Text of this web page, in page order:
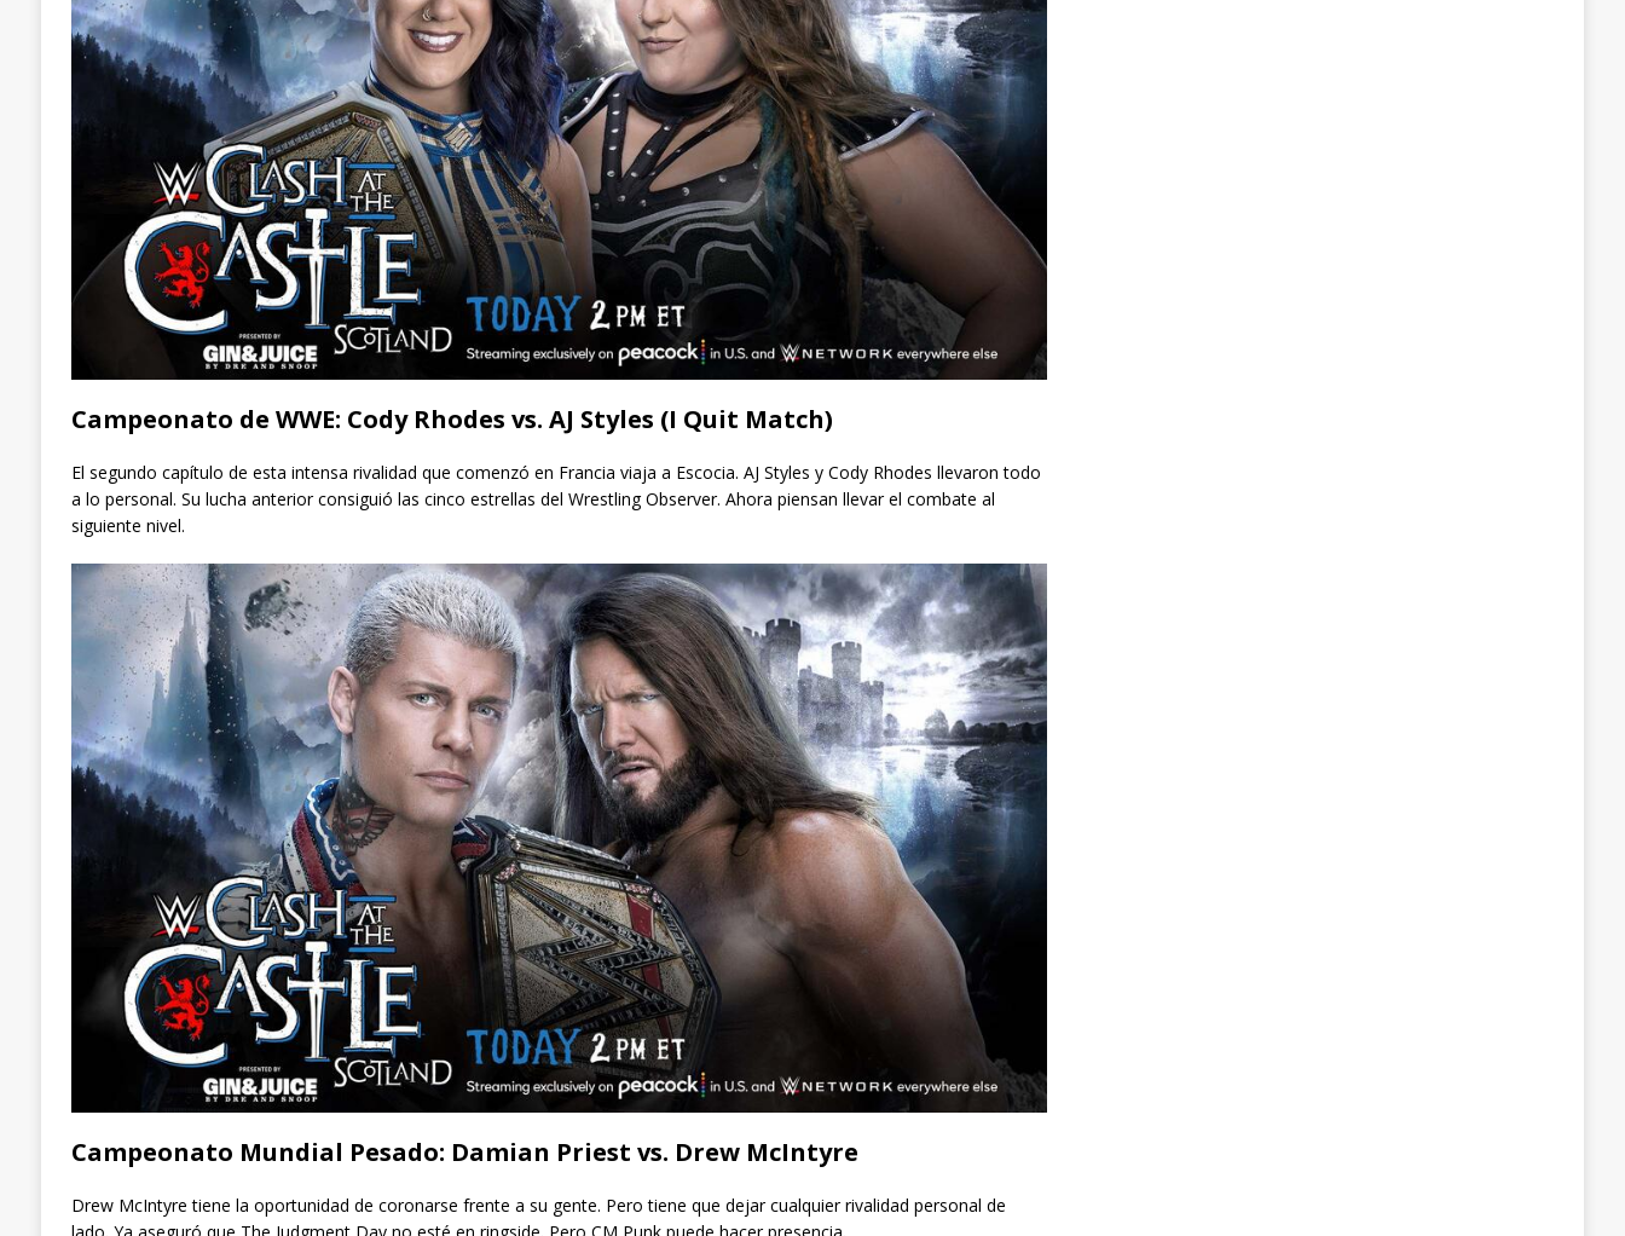
Campeonato de WWE: Cody Rhodes vs. AJ Styles (I Quit Match)
El segundo capítulo de esta intensa rivalidad que comenzó en Francia viaja a Escocia. AJ Styles y Cody Rhodes llevaron todo
a lo personal. Su lucha anterior consiguió las cinco estrellas del Wrestling Observer. Ahora piensan llevar el combate al
siguiente nivel.
Campeonato Mundial Pesado: Damian Priest vs. Drew McIntyre
Drew McIntyre tiene la oportunidad de coronarse frente a su gente. Pero tiene que dejar cualquier rivalidad personal de